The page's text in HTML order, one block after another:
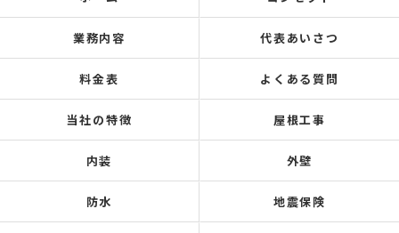
業務内容 代表あいさつ
料金表 よくある質問
当社の特徴 屋根工事
内装 外壁
防水 地震保険